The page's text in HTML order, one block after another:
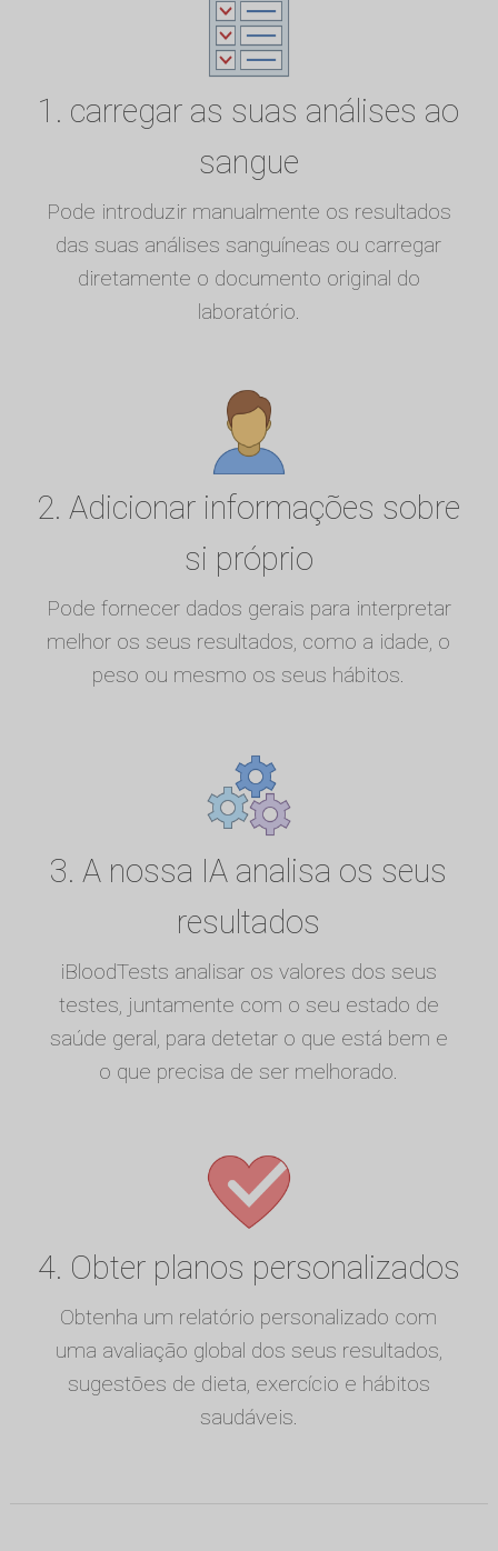
1. carregar as suas análises ao
sangue
Pode introduzir manualmente os resultados
das suas análises sanguíneas ou carregar
diretamente o documento original do
laboratório.
2. Adicionar informações sobre
si próprio
Pode fornecer dados gerais para interpretar
melhor os seus resultados, como a idade, o
peso ou mesmo os seus hábitos.
3. A nossa IA analisa os seus
resultados
iBloodTests analisar os valores dos seus
testes, juntamente com o seu estado de
saúde geral, para detetar o que está bem e
o que precisa de ser melhorado.
4. Obter planos personalizados
Obtenha um relatório personalizado com
uma avaliação global dos seus resultados,
sugestões de dieta, exercício e hábitos
saudáveis.